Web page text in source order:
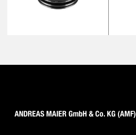
ANDREAS MAIER GmbH & Co. KG (AMF)